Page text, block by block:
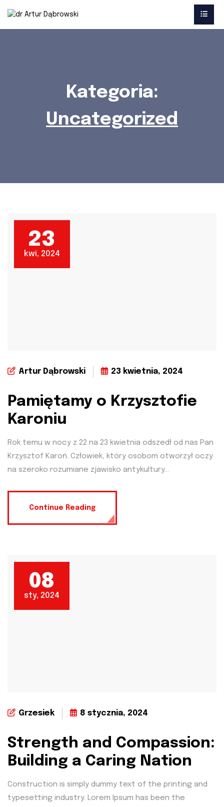
Kategoria:
Uncategorized
23
kwi, 2024
Artur Dąbrowski 23 kwietnia, 2024
Pamiętamy o Krzysztofie
Karoniu
Rok temu w nocy z 22 na 23 kwietnia odszedł od nas Pan
Krzysztof Karoń. Człowiek, który osobom otworzył oczy
na szeroko rozumiane zjawisko antykultury...
Continue Reading
08
sty, 2024
Grzesiek 8 stycznia, 2024
Strength and Compassion:
Building a Caring Nation
Construction is simply dummy text of the printing and
typesetting industry. Lorem Ipsum has been the